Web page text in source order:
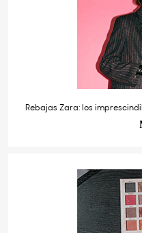
Rebajas Zara: los